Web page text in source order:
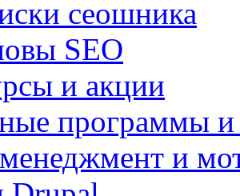
сеошника
SEO
и акции
программы и
и